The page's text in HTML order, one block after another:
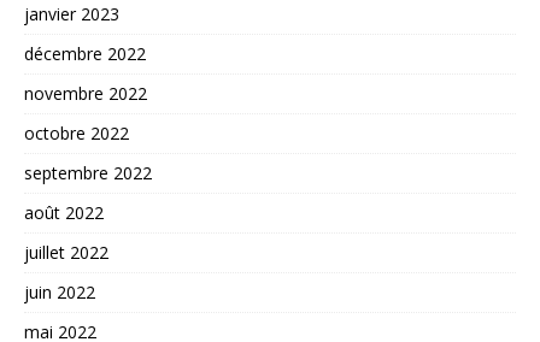
janvier 2023
décembre 2022
novembre 2022
octobre 2022
septembre 2022
août 2022
juillet 2022
juin 2022
mai 2022